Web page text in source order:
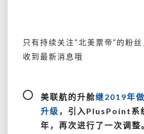
券
难
道
他
们
只有持续关注 “北美票帝”的粉
收到最新消息哦
美联航的升舱继2019年
升级 ，引入PlusPoint系
年，再次进行了一次调整